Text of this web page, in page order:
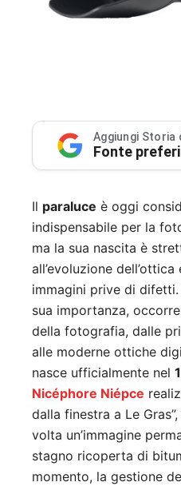
Aggiungi
Fonte
Il paraluce è oggi
indispensabile per la
ma la sua nascita è
all’evoluzione
immagini prive di
sua importanza,
della fotografia, dalle
alle moderne ottiche
nasce ufficialmente nel
Nicéphore Niépce
dalla finestra a Le
volta un’immagine
stagno ricoperta di
momento, la gestione